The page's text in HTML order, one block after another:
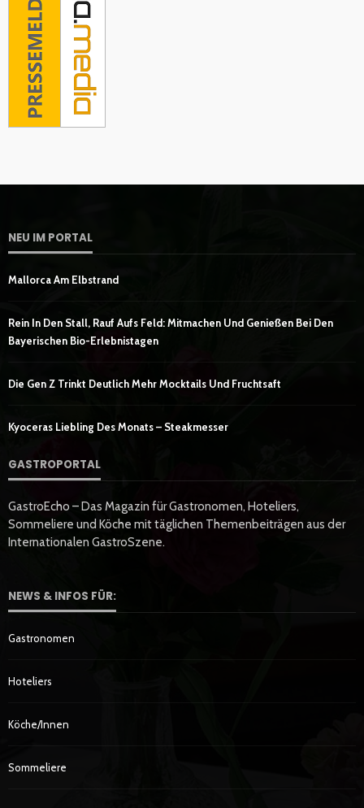
NEU IM PORTAL
Mallorca Am Elbstrand
Rein In Den Stall, Rauf Aufs Feld: Mitmachen Und Genießen Bei Den
Bayerischen Bio-Erlebnistagen
Die Gen Z Trinkt Deutlich Mehr Mocktails Und Fruchtsaft
Kyoceras Liebling Des Monats – Steakmesser
GASTROPORTAL
GastroEcho – Das Magazin für Gastronomen, Hoteliers,
Sommeliere und Köche mit täglichen Themenbeiträgen aus der
Internationalen GastroSzene.
NEWS & INFOS FÜR:
Gastronomen
Hoteliers
Köche/innen
Sommeliere